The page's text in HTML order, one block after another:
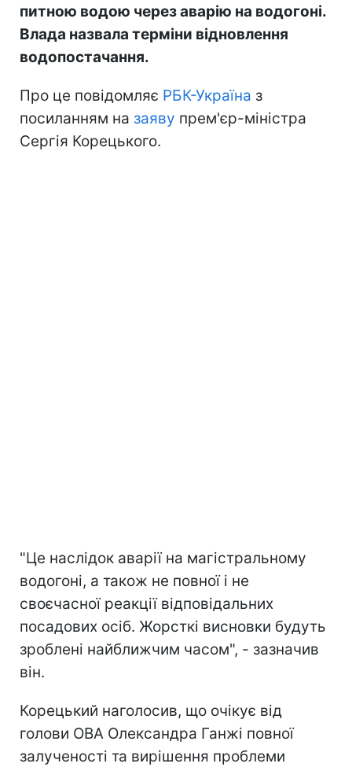
питною водою через аварію на водогоні.
Влада назвала терміни відновлення
водопостачання.
Про це повідомляє РБК-Україна з
посиланням на заяву прем'єр-міністра
Сергія Корецького.
"Це наслідок аварії на магістральному
водогоні, а також не повної і не
своєчасної реакції відповідальних
посадових осіб. Жорсткі висновки будуть
зроблені найближчим часом", - зазначив
він.
Корецький наголосив, що очікує від
голови ОВА Олександра Ганжі повної
залученості та вирішення проблеми